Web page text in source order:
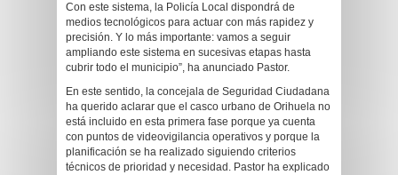
Con este sistema, la Policía Local dispondrá de
medios tecnológicos para actuar con más rapidez y
precisión. Y lo más importante: vamos a seguir
ampliando este sistema en sucesivas etapas hasta
cubrir todo el municipio”, ha anunciado Pastor.
En este sentido, la concejala de Seguridad Ciudadana
ha querido aclarar que el casco urbano de Orihuela no
está incluido en esta primera fase porque ya cuenta
con puntos de videovigilancia operativos y porque la
planificación se ha realizado siguiendo criterios
técnicos de prioridad y necesidad. Pastor ha explicado